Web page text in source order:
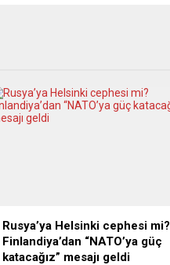
Rusya’ya Helsinki cephesi mi?
Finlandiya’dan “NATO’ya güç
katacağız” mesajı geldi